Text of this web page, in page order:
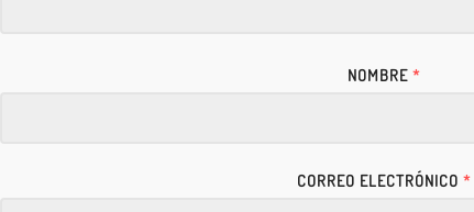
NOMBRE *
CORREO ELECTRÓNICO *